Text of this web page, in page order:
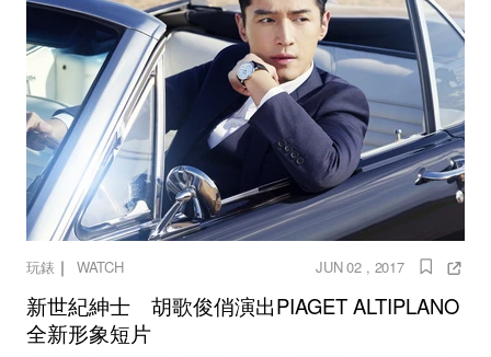
玩錶 ｜ WATCH JUN 02 , 2017
新世紀紳士 胡歌俊俏演出PIAGET ALTIPLANO
全新形象短片